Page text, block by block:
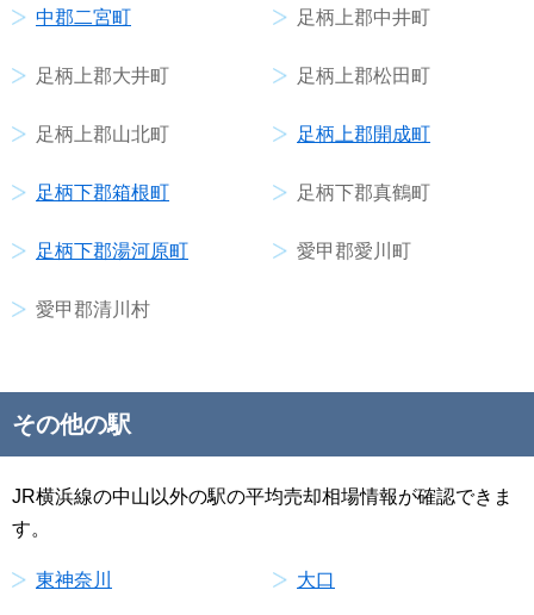
中郡二宮町 足柄上郡中井町
足柄上郡大井町 足柄上郡松田町
足柄上郡山北町 足柄上郡開成町
足柄下郡箱根町 足柄下郡真鶴町
足柄下郡湯河原町 愛甲郡愛川町
愛甲郡清川村
その他の駅
JR横浜線の中山以外の駅の平均売却相場情報が確認できま
す。
東神奈川 大口